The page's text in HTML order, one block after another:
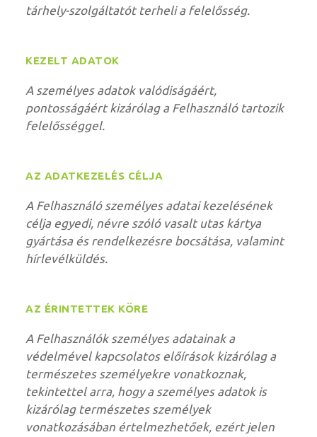
tárhely-szolgáltatót terheli a felelősség.
KEZELT ADATOK
A személyes adatok valódiságáért,
pontosságáért kizárólag a Felhasználó tartozik
felelősséggel.
AZ ADATKEZELÉS CÉLJA
A Felhasználó személyes adatai kezelésének
célja egyedi, névre szóló vasalt utas kártya
gyártása és rendelkezésre bocsátása, valamint
hírlevélküldés.
AZ ÉRINTETTEK KÖRE
A Felhasználók személyes adatainak a
védelmével kapcsolatos előírások kizárólag a
természetes személyekre vonatkoznak,
tekintettel arra, hogy a személyes adatok is
kizárólag természetes személyek
vonatkozásában értelmezhetőek, ezért jelen